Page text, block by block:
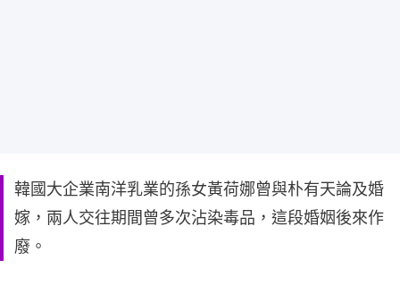
韓國大企業南洋乳業的孫女黃荷娜曾與朴有天論及婚
嫁，兩人交往期間曾多次沾染毒品，這段婚姻後來作
廢。